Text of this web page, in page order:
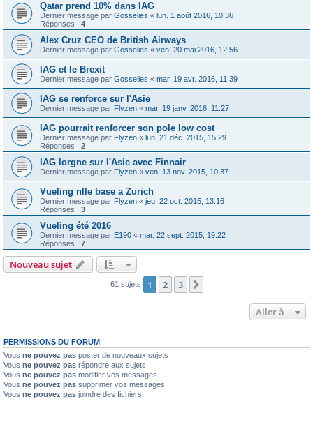
Qatar prend 10% dans IAG
Dernier message par Gosselies « lun. 1 août 2016, 10:36
Réponses : 4
Alex Cruz CEO de British Airways
Dernier message par Gosselies « ven. 20 mai 2016, 12:56
IAG et le Brexit
Dernier message par Gosselies « mar. 19 avr. 2016, 11:39
IAG se renforce sur l'Asie
Dernier message par Flyzen « mar. 19 janv. 2016, 11:27
IAG pourrait renforcer son pole low cost
Dernier message par Flyzen « lun. 21 déc. 2015, 15:29
Réponses : 2
IAG lorgne sur l'Asie avec Finnair
Dernier message par Flyzen « ven. 13 nov. 2015, 10:37
Vueling nlle base a Zurich
Dernier message par Flyzen « jeu. 22 oct. 2015, 13:16
Réponses : 3
Vueling été 2016
Dernier message par E190 « mar. 22 sept. 2015, 19:22
Réponses : 7
Nouveau sujet
61 sujets 1 2 3
Aller à
PERMISSIONS DU FORUM
Vous ne pouvez pas poster de nouveaux sujets
Vous ne pouvez pas répondre aux sujets
Vous ne pouvez pas modifier vos messages
Vous ne pouvez pas supprimer vos messages
Vous ne pouvez pas joindre des fichiers